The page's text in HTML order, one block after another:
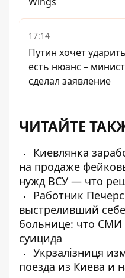
17:14
Путин хочет
есть нюанс –
сделал заявление
ЧИТАЙТЕ
Киевлянка
на продаже
нужд ВСУ — что
Работник
выстреливший
больнице: что
суицида
Укрзалізниця
поезда из Киева и